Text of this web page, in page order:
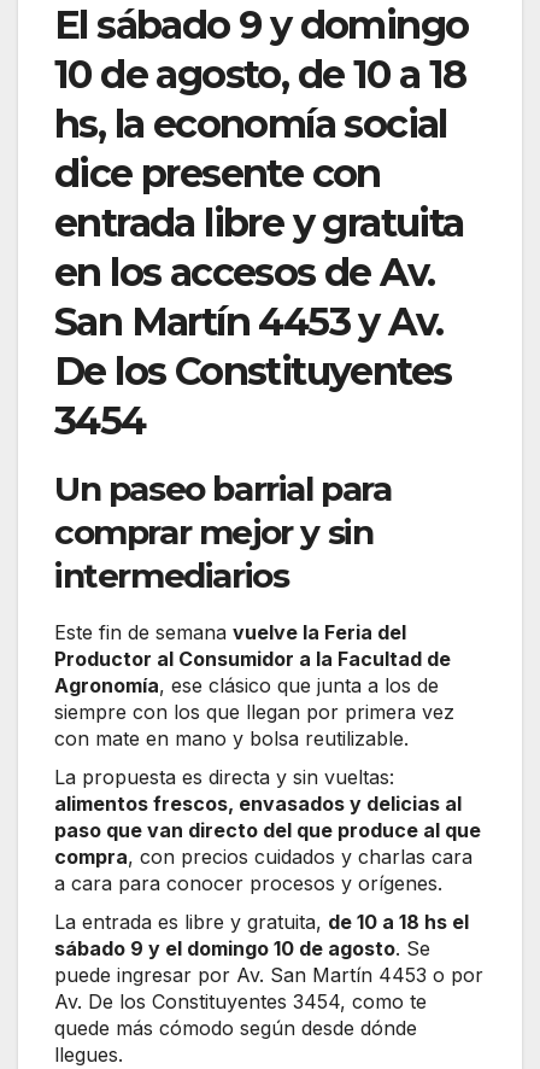
El sábado 9 y domingo
10 de agosto, de 10 a 18
hs, la economía social
dice presente con
entrada libre y gratuita
en los accesos de Av.
San Martín 4453 y Av.
De los Constituyentes
3454
Un paseo barrial para
comprar mejor y sin
intermediarios
Este fin de semana vuelve la Feria del
Productor al Consumidor a la Facultad de
Agronomía, ese clásico que junta a los de
siempre con los que llegan por primera vez
con mate en mano y bolsa reutilizable.
La propuesta es directa y sin vueltas:
alimentos frescos, envasados y delicias al
paso que van directo del que produce al que
compra, con precios cuidados y charlas cara
a cara para conocer procesos y orígenes.
La entrada es libre y gratuita, de 10 a 18 hs el
sábado 9 y el domingo 10 de agosto. Se
puede ingresar por Av. San Martín 4453 o por
Av. De los Constituyentes 3454, como te
quede más cómodo según desde dónde
llegues.